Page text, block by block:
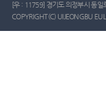
[우 : 11759] 경기도 의정부시 동일
COPYRIGHT(C) UIJEONGBU